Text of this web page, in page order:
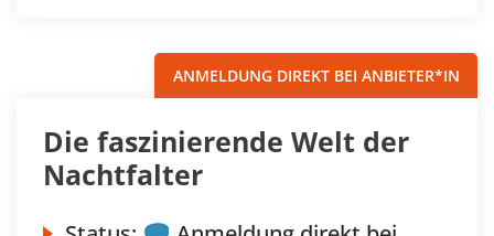
ANMELDUNG DIREKT BEI ANBIETER*IN
Die faszinierende Welt der
Nachtfalter